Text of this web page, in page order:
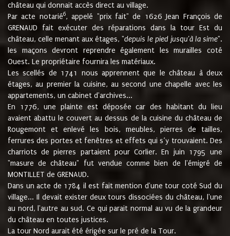
château qui donnait accès direct au village.
Par acte notarié6, appelé "prix fait" de 1626 Jean François de
GRENAUD fait exécuter des réparations dans la tour Est du
château, celle menant aux étages, "depuis le pied jusqu'à la sime".
les maçons devront reprendre également les murailles coté
Ouest. Le propriétaire fournira les matériaux.
Les scellés de 1741 nous apprennent que le château à deux
étages, au premier la cuisine, au second une chapelle avec les
appartements, un cabinet d'archives...
En 1776, une plainte est déposée car des habitant du lieu
avaient abattu le couvert au dessus de la cuisine du château de
Rougemont et enlevé les bois, meubles, pierres de tailles,
ferrures des portes et fenêtres et effets qui s’y trouvaient. Des
charriots de pierres partaient pour Corlier. En juin 1795 une
"masure de château" fut vendue comme bien de l'émigré de
MONTILLET de GRENAUD.
Dans un acte de 1784 il est fait mention d'une tour coté Sud du
village... Il devait exister deux tours dissociées du château, l'une
au nord, l'autre au sud. Ce qui parait normal au vu de la grandeur
du château en toutes justices.
La tour Nord aurait été érigée sur le pré de la Tour.